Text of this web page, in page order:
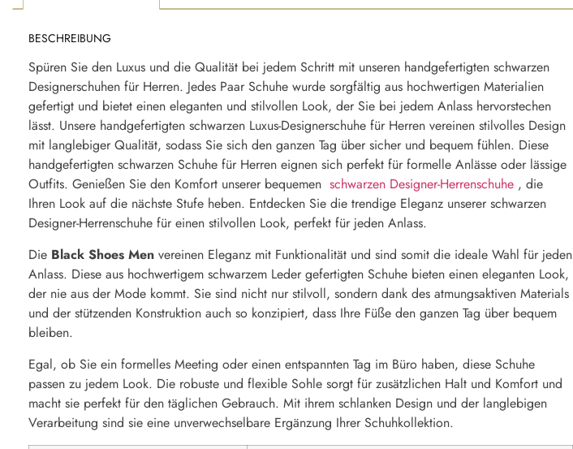
BESCHREIBUNG
Spüren Sie den Luxus und die Qualität bei jedem Schritt mit unseren handgefertigten schwarzen
Designerschuhen für Herren. Jedes Paar Schuhe wurde sorgfältig aus hochwertigen Materialien
gefertigt und bietet einen eleganten und stilvollen Look, der Sie bei jedem Anlass hervorstechen
lässt. Unsere handgefertigten schwarzen Luxus-Designerschuhe für Herren vereinen stilvolles Design
mit langlebiger Qualität, sodass Sie sich den ganzen Tag über sicher und bequem fühlen. Diese
handgefertigten schwarzen Schuhe für Herren eignen sich perfekt für formelle Anlässe oder lässige
Outfits. Genießen Sie den Komfort unserer bequemen schwarzen Designer-Herrenschuhe , die
Ihren Look auf die nächste Stufe heben. Entdecken Sie die trendige Eleganz unserer schwarzen
Designer-Herrenschuhe für einen stilvollen Look, perfekt für jeden Anlass.
Die Black Shoes Men vereinen Eleganz mit Funktionalität und sind somit die ideale Wahl für jeden
Anlass. Diese aus hochwertigem schwarzem Leder gefertigten Schuhe bieten einen eleganten Look,
der nie aus der Mode kommt. Sie sind nicht nur stilvoll, sondern dank des atmungsaktiven Materials
und der stützenden Konstruktion auch so konzipiert, dass Ihre Füße den ganzen Tag über bequem
bleiben.
Egal, ob Sie ein formelles Meeting oder einen entspannten Tag im Büro haben, diese Schuhe
passen zu jedem Look. Die robuste und flexible Sohle sorgt für zusätzlichen Halt und Komfort und
macht sie perfekt für den täglichen Gebrauch. Mit ihrem schlanken Design und der langlebigen
Verarbeitung sind sie eine unverwechselbare Ergänzung Ihrer Schuhkollektion.